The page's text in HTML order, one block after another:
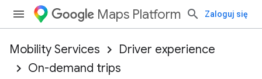
Maps Platform Zaloguj się
Mobility Services
Driver experience
On-demand trips